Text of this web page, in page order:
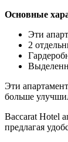
Основные
Эти
2
Эти
больше
Baccarat Hotel
предлагая